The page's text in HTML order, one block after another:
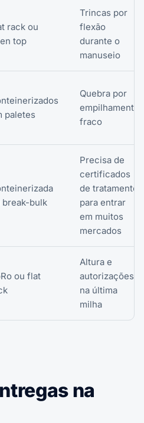
rack ou
top
Trincas por
flexão
durante o
manuseio
paletes
Quebra por
empilhamento
fraco
break-bulk
Precisa de
certificados
de tratamento
para entrar
em muitos
mercados
ou flat
Altura e
autorizações
na última
milha
na